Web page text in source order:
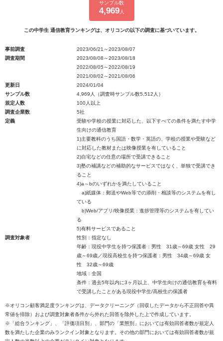
サンプル数
4,969人
この中学生 通信教育ランキングは、オリコンの以下の調査に基づいています。
事前調査
2023/06/21～2023/08/07
調査期間
2023/08/08～2023/08/18
2022/08/05～2022/08/19
2021/08/02～2021/08/06
更新日
2024/01/04
サンプル数
4,969人（調査時サンプル数5,512人）
規定人数
100人以上
調査企業数
5社
定義
受験や学校の授業に対応した、以下すべての条件を満たす中学
生向けの通信教育
1)主要教科のうち国語・数学・英語の、学校の授業や受験など
に対応した教材または映像授業を有していること
2)自宅などの任意の場所で受講できること
3)塾の補講などの補助的なサービスではなく、単独で受講でき
ること
4)a～bのいずれかを満たしていること
a)紙媒体：郵送やWeb等での添削・相談等のシステムを有し
ている
b)Web/アプリ/映像授業：進捗管理等のシステムを有してい
る
5)有料サービスであること
調査対象者
性別：指定なし
年齢：現役中学生を持つ保護者：男性 31歳～69歳 女性 29
歳～69歳／現役高校生を持つ保護者：男性 34歳～69歳 女
性 32歳～69歳
地域：全国
条件：過去5年以内に3ヶ月以上、中学生向けの通信教育を有料
で受講したことがある現役中学生/高校生の保護者
※オリコン顧客満足度ランキングは、データクリーニング（回収したデータから不正回答や異
常値を排除）および調査対象者条件から外れた回答を除外した上で作成しています。
※「総合ランキング」、「評価項目別」、部門の「業態別」においては有効回答者数が規定人
数を満たした企業のみランクイン対象となります。その他の部門においては有効回答者数が規